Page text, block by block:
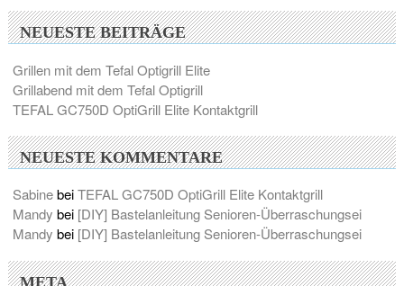
NEUESTE BEITRÄGE
Grillen mit dem Tefal Optigrill Elite
Grillabend mit dem Tefal Optigrill
TEFAL GC750D OptiGrill Elite Kontaktgrill
NEUESTE KOMMENTARE
SabinebeiTEFAL GC750D OptiGrill Elite Kontaktgrill
Mandy bei [DIY] Bastelanleitung Senioren-Überraschungsei
Mandy bei [DIY] Bastelanleitung Senioren-Überraschungsei